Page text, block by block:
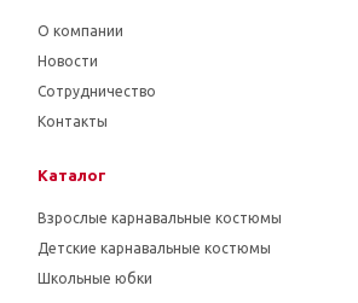
О компании
Новости
Сотрудничество
Контакты
Каталог
Взрослые карнавальные костюмы
Детские карнавальные костюмы
Школьные юбки